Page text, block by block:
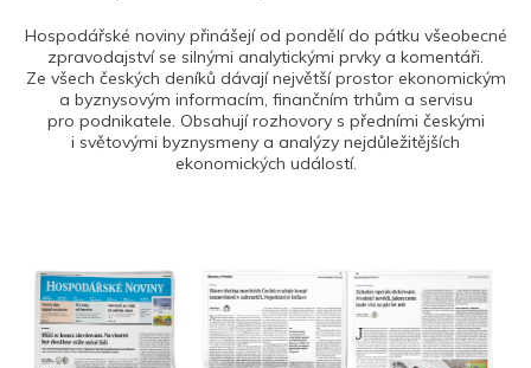
Hospodářské noviny přinášejí od pondělí do pátku všeobecné
zpravodajství se silnými analytickými prvky a komentáři.
Ze všech českých deníků dávají největší prostor ekonomickým
a byznysovým informacím, finančním trhům a servisu
pro podnikatele. Obsahují rozhovory s předními českými
i světovými byznysmeny a analýzy nejdůležitějších
ekonomických událostí.